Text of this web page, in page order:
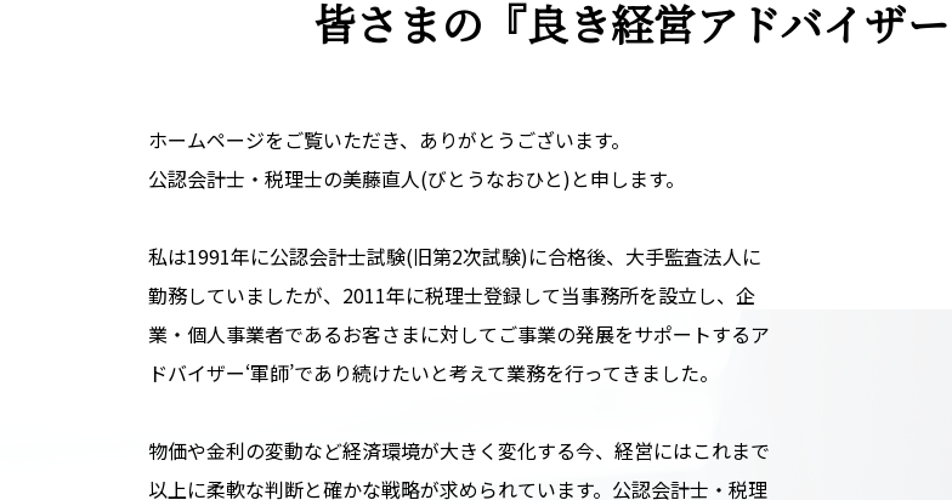
皆さまの 『良き経営アドバイザー
ホームページをご覧いただき、ありがとうございます。
公認会計士・税理士の美藤直人(びとうなおひと)と申します。
私は1991年に公認会計士試験(旧第2次試験)に合格後、大手監査法人に
勤務していましたが、2011年に税理士登録して当事務所を設立し、企
業・個人事業者であるお客さまに対してご事業の発展をサポートするア
ドバイザー‘軍師’であり続けたいと考えて業務を行ってきました。
物価や金利の変動など経済環境が大きく変化する今、経営にはこれまで
以上に柔軟な判断と確かな戦略が求められています。公認会計士・税理